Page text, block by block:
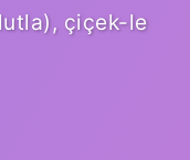
çiçek-le